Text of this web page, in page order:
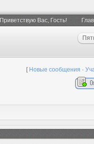
Приветствую Вас, Гость!
[ Новые сообщения ·